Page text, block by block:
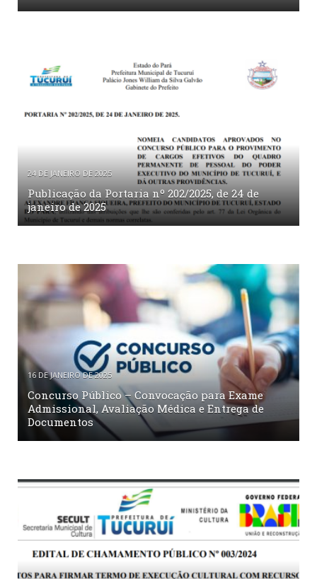
24 DE JANEIRO DE 2025
Publicação da Portaria nº 202/2025, de 24 de
janeiro de 2025
16 DE JANEIRO DE 2025
Concurso Público – Convocação para Exame
Admissional, Avaliação Médica e Entrega de
Documentos